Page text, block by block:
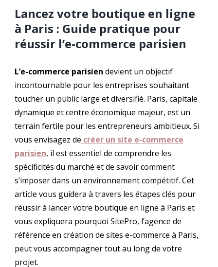
Lancez votre boutique en ligne
à Paris : Guide pratique pour
réussir l’e-commerce parisien
L’e-commerce parisien devient un objectif
incontournable pour les entreprises souhaitant
toucher un public large et diversifié. Paris, capitale
dynamique et centre économique majeur, est un
terrain fertile pour les entrepreneurs ambitieux. Si
vous envisagez de créer un site e-commerce
parisien, il est essentiel de comprendre les
spécificités du marché et de savoir comment
s’imposer dans un environnement compétitif. Cet
article vous guidera à travers les étapes clés pour
réussir à lancer votre boutique en ligne à Paris et
vous expliquera pourquoi SitePro, l’agence de
référence en création de sites e-commerce à Paris,
peut vous accompagner tout au long de votre
projet.